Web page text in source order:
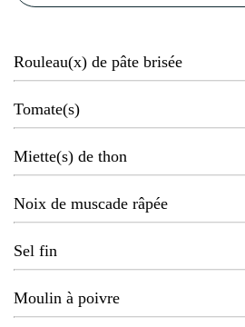
Rouleau(x) de pâte brisée
Tomate(s)
Miette(s) de thon
Noix de muscade râpée
Sel fin
Moulin à poivre